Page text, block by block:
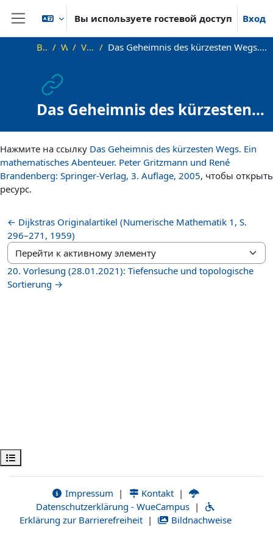
Перейти к основному содержанию
Боковая панель
Вы используете гостевой доступ Вход
Открыть оглавление курса
В начало WS20_ADS Vorlesungsfolien Das Geheimnis des kürzesten Wegs. Ein mathematisches Abenteuer. Peter Gritzmann und René Brandenberg: Springer-Verlag, 3. Auflage, 2005
Das Geheimnis des kürzesten
Wegs. Ein mathematisches
Abenteuer. Peter Gritzmann
und René Brandenberg:
Springer-Verlag, 3. Auflage,
Нажмите на ссылку Das Geheimnis des kürzesten Wegs. Ein
mathematisches Abenteuer. Peter Gritzmann und René
Brandenberg: Springer-Verlag, 3. Auflage, 2005, чтобы открыть
ресурс.
← Dijkstras Originalartikel (Numerische Mathematik 1, S.
296–271, 1959)
Перейти к активному элементу
20. Vorlesung (28.01.2021): Tiefensuche und topologische
Sortierung →
Impressum | Kontakt |
Datenschutzerklärung - WueCampus |
Erklärung zur Barrierefreiheit | Bildnachweise